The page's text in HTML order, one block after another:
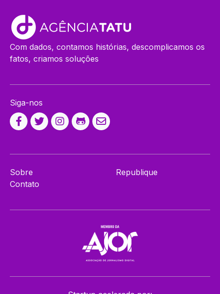
Com dados, contamos histórias, descomplicamos os
fatos, criamos soluções
Siga-nos
Sobre
Contato
Republique